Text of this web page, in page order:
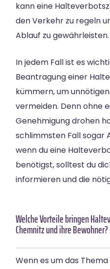
kann eine
den Verkehr zu regeln
Ablauf zu gewährleisten.
In jedem Fall ist es
Beantragung einer
kümmern, um
vermeiden. Denn ohne
Genehmigung drohen
schlimmsten Fall sogar
wenn du eine
benötigst, solltest du
informieren und die
Welche Vorteile bringen
Chemnitz und ihre Bewohner?
Wenn es um das